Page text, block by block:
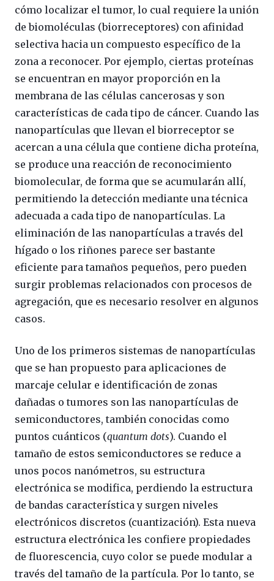
cómo localizar el tumor, lo cual requiere la unión
de biomoléculas (biorreceptores) con afinidad
selectiva hacia un compuesto específico de la
zona a reconocer. Por ejemplo, ciertas proteínas
se encuentran en mayor proporción en la
membrana de las células cancerosas y son
características de cada tipo de cáncer. Cuando las
nanopartículas que llevan el biorreceptor se
acercan a una célula que contiene dicha proteína,
se produce una reacción de reconocimiento
biomolecular, de forma que se acumularán allí,
permitiendo la detección mediante una técnica
adecuada a cada tipo de nanopartículas. La
eliminación de las nanopartículas a través del
hígado o los riñones parece ser bastante
eficiente para tamaños pequeños, pero pueden
surgir problemas relacionados con procesos de
agregación, que es necesario resolver en algunos
casos.
Uno de los primeros sistemas de nanopartículas
que se han propuesto para aplicaciones de
marcaje celular e identificación de zonas
dañadas o tumores son las nanopartículas de
semiconductores, también conocidas como
puntos cuánticos (quantum dots). Cuando el
tamaño de estos semiconductores se reduce a
unos pocos nanómetros, su estructura
electrónica se modifica, perdiendo la estructura
de bandas característica y surgen niveles
electrónicos discretos (cuantización). Esta nueva
estructura electrónica les confiere propiedades
de fluorescencia, cuyo color se puede modular a
través del tamaño de la partícula. Por lo tanto, se